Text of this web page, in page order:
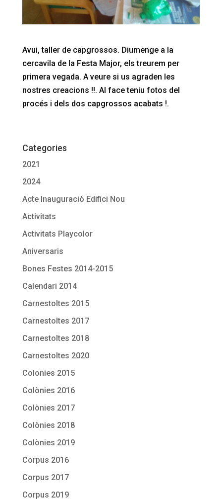
Avui, taller de capgrossos. Diumenge a la
cercavila de la Festa Major, els treurem per
primera vegada. A veure si us agraden les
nostres creacions !!. Al face teniu fotos del
procés i dels dos capgrossos acabats !.
Categories
2021
2024
Acte Inauguraciò Edifici Nou
Activitats
Activitats Playcolor
Aniversaris
Bones Festes 2014-2015
Calendari 2014
Carnestoltes 2015
Carnestoltes 2017
Carnestoltes 2018
Carnestoltes 2020
Colonies 2015
Colònies 2016
Colònies 2017
Colònies 2018
Colònies 2019
Corpus 2016
Corpus 2017
Corpus 2019